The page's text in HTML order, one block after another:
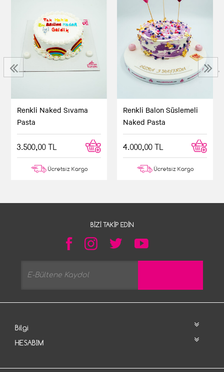
Renkli Naked Sıvama
Pasta
3.500,00 TL
Ücretsiz Kargo
Renkli Balon Süslemeli
Naked Pasta
4.000,00 TL
Ücretsiz Kargo
‹ ›
BIZI TAKIP EDIN
Bilgi
HESABIM